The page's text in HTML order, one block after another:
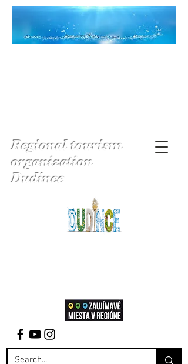
Regional tourism
organization
Dudince